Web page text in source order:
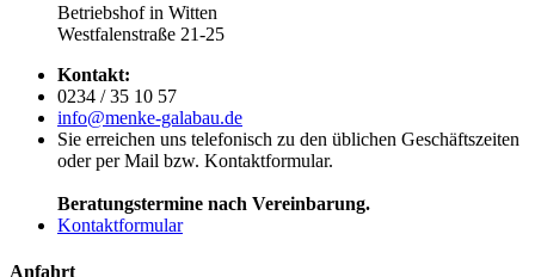
Betriebshof in Witten
Westfalenstraße 21-25
Kontakt:
0234 / 35 10 57
info@menke-galabau.de
Sie erreichen uns telefonisch zu den üblichen Geschäftszeiten
oder per Mail bzw. Kontaktformular.
Beratungstermine nach Vereinbarung.
Kontaktformular
Anfahrt